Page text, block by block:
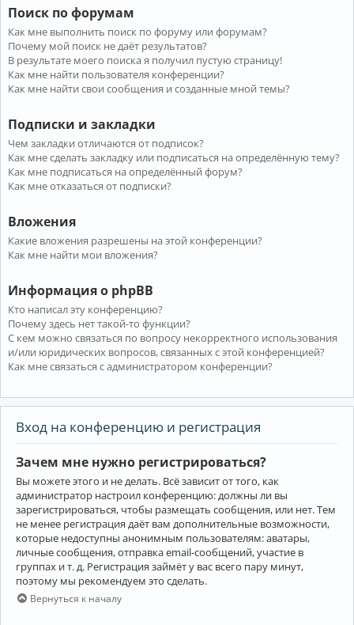
Поиск по форумам
Как мне выполнить поиск по форуму или форумам?
Почему мой поиск не даёт результатов?
В результате моего поиска я получил пустую страницу!
Как мне найти пользователя конференции?
Как мне найти свои сообщения и созданные мной темы?
Подписки и закладки
Чем закладки отличаются от подписок?
Как мне сделать закладку или подписаться на определённую тему?
Как мне подписаться на определённый форум?
Как мне отказаться от подписки?
Вложения
Какие вложения разрешены на этой конференции?
Как мне найти мои вложения?
Информация о phpBB
Кто написал эту конференцию?
Почему здесь нет такой-то функции?
С кем можно связаться по вопросу некорректного использования
и/или юридических вопросов, связанных с этой конференцией?
Как мне связаться с администратором конференции?
Вход на конференцию и регистрация
Зачем мне нужно регистрироваться?
Вы можете этого и не делать. Всё зависит от того, как
администратор настроил конференцию: должны ли вы
зарегистрироваться, чтобы размещать сообщения, или нет. Тем
не менее регистрация даёт вам дополнительные возможности,
которые недоступны анонимным пользователям: аватары,
личные сообщения, отправка email-сообщений, участие в
группах и т. д. Регистрация займёт у вас всего пару минут,
поэтому мы рекомендуем это сделать.
Вернуться к началу